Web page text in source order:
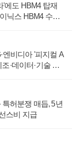
'에도 HBM4 탑재
닉스 HBM4 수율
엔비디아 '피지컬 A
·데이터·기술 결
허분쟁 매듭, 5년
스비 지급